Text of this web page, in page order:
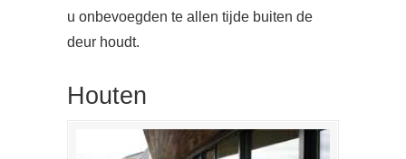
u onbevoegden te allen tijde buiten de
deur houdt.
Houten